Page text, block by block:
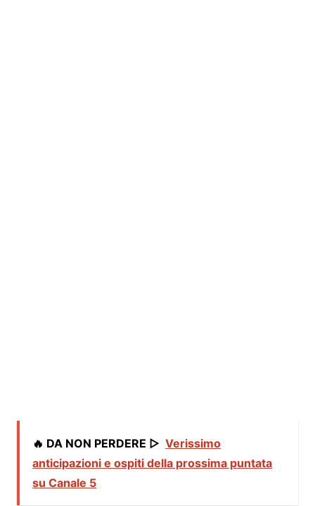
🔥 DA NON PERDERE ▷ Verissimo
anticipazioni e ospiti della prossima puntata
su Canale 5